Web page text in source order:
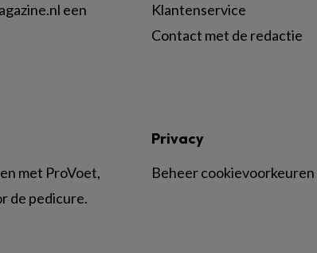
een
Klantenservice
Contact met de redactie
met ProVoet,
de pedicure.
Privacy
Beheer cookievoorkeuren